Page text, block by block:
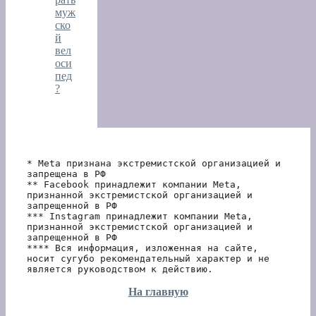
муж
ско
й
вел
оси
пед
?
* Meta признана экстремистской организацией и
запрещена в РФ
** Facebook принадлежит компании Meta,
признанной экстремистской организацией и
запрещенной в РФ
*** Instagram принадлежит компании Meta,
признанной экстремистской организацией и
запрещенной в РФ
**** Вся информация, изложенная на сайте,
носит сугубо рекомендательный характер и не
является руководством к действию.
На главную